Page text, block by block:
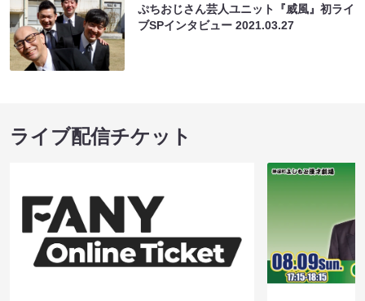
ぷちおじさん芸人ユニット『威風』初ライ
ブSPインタビュー2021.03.27
ライブ配信チケット